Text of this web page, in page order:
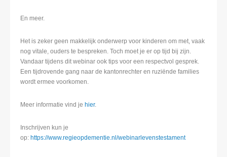
En meer.
Het is zeker geen makkelijk onderwerp voor kinderen om met, vaak
nog vitale, ouders te bespreken. Toch moet je er op tijd bij zijn.
Vandaar tijdens dit webinar ook tips voor een respectvol gesprek.
Een tijdrovende gang naar de kantonrechter en ruziënde families
wordt ermee voorkomen.
Meer informatie vind je hier.
Inschrijven kun je
op: https://www.regieopdementie.nl/webinarlevenstestament